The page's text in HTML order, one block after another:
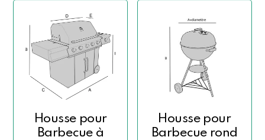
Housse pour
Barbecue à
Housse pour
Barbecue rond